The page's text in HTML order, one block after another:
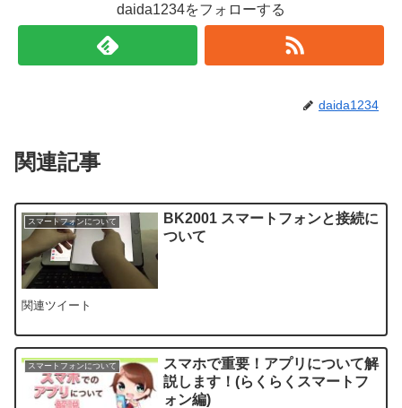
daida1234をフォローする
daida1234
関連記事
スマートフォンについて
BK2001 スマートフォンと接続に
ついて
関連ツイート
スマートフォンについて
スマホで重要！アプリについて解
説します！(らくらくスマートフ
ォン編)